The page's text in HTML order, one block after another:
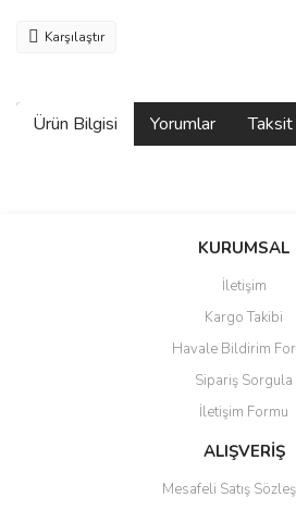
Karşılaştır
Ürün Bilgisi Yorumlar
Bu ürüne ilk yorumu siz
Ürün resmi kalitesiz, bozuk veya
Ürün açıklamasında eksik bilgiler
Ürün bilgilerinde hatalar bulunuyor.
Ürün fiyatı diğer sitelerden daha pahalı.
Bu ürüne benzer farklı alternatifler
KURUMSAL
İletişim
Kargo Takibi
Havale Bildirim
Sipariş Sorgula
İletişim Formu
ALIŞVERİŞ
Mesafeli Satış